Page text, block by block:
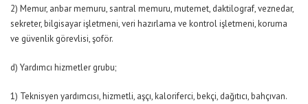
2) Memur, anbar memuru, santral memuru, mutemet, daktilograf, veznedar,
sekreter, bilgisayar işletmeni, veri hazırlama ve kontrol işletmeni, koruma
ve güvenlik görevlisi, şoför.
d) Yardımcı hizmetler grubu;
1) Teknisyen yardımcısı, hizmetli, aşçı, kaloriferci, bekçi, dağıtıcı, bahçıvan.